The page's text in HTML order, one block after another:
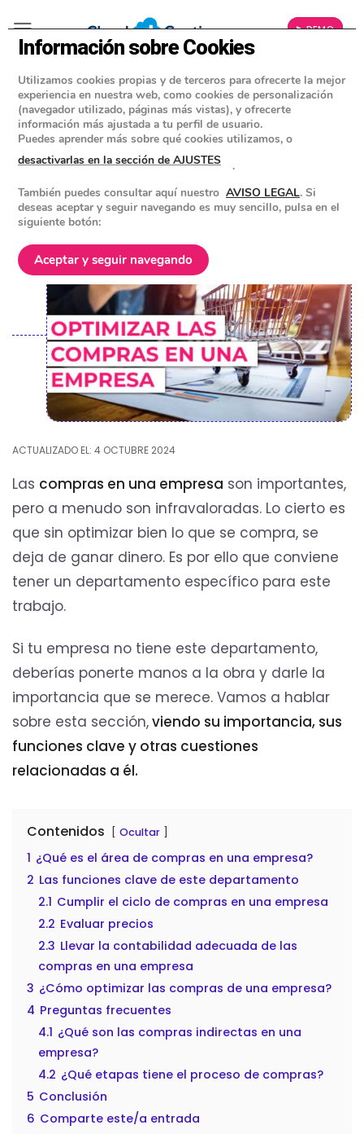
▶ DEMO
BLOG»CONSEJOS Y HERRAMIENTAS PARA EMPRESAS
Departamento de compras en una
empresa: ¿Qué es y para qué sirve?
POSTED ON11 OCTUBRE 2023 BYEQUIPO DE CLOUD GESTION
ACTUALIZADO EL: 4 OCTUBRE 2024
Las compras en una empresa son importantes,
pero a menudo son infravaloradas. Lo cierto es
que sin optimizar bien lo que se compra, se
deja de ganar dinero. Es por ello que conviene
tener un departamento específico para este
trabajo.
Si tu empresa no tiene este departamento,
deberías ponerte manos a la obra y darle la
importancia que se merece. Vamos a hablar
sobre esta sección,viendo su importancia, sus
funciones clave y otras cuestiones
relacionadas a él.
Contenidos Ocultar
1 ¿Qué es el área de compras en una empresa?
2 Las funciones clave de este departamento
2.1 Cumplir el ciclo de compras en una empresa
2.2 Evaluar precios
2.3 Llevar la contabilidad adecuada de las
compras en una empresa
3 ¿Cómo optimizar las compras de una empresa?
4 Preguntas frecuentes
4.1 ¿Qué son las compras indirectas en una
empresa?
4.2 ¿Qué etapas tiene el proceso de compras?
5 Conclusión
6 Comparte este/a entrada
Información sobre Cookies
Utilizamos cookies propias y de terceros para ofrecerte la mejor
experiencia en nuestra web, como cookies de personalización
(navegador utilizado, páginas más vistas), y ofrecerte
información más ajustada a tu perfil de usuario.
Puedes aprender más sobre qué cookies utilizamos, o
desactivarlas en la sección de AJUSTES
.
También puedes consultar aquí nuestro AVISO LEGAL. Si
deseas aceptar y seguir navegando es muy sencillo, pulsa en el
siguiente botón:
Aceptar y seguir navegando